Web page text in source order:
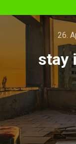
26.
stay